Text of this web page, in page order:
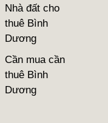
Nhà đất cho
thuê Bình
Dương
Cần mua cần
thuê Bình
Dương